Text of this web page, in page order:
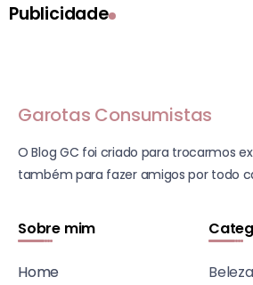
Publicidade
Garotas Consumistas
O Blog GC foi criado para trocarmos
também para fazer amigos por todo
Sobre mim
Home
Beleza